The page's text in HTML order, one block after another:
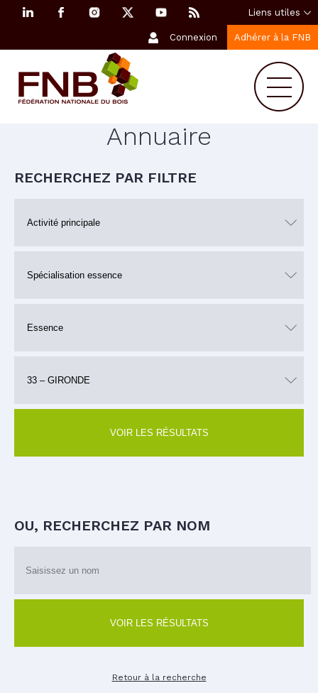
Liens utiles
Connexion Adhérer à la FNB
Annuaire
RECHERCHEZ PAR FILTRE
VOIR LES RÉSULTATS
OU, RECHERCHEZ PAR NOM
Retour à la recherche